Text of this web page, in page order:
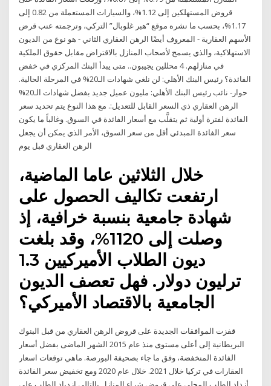
قروض المستهلكين إلى 1.12%، والسيارات المستعملة من 0.82 إلى
1.17%، بحسب ما نشره موقع “هبر غلوبال” التركي، وترجمته عنب قرض
الأسهم العقارية - المعروف أيضًا الرهن العقاري الثاني - هو نوع من الديون
الاستهلاكية، والذي يسمح لأصحاب المنازل بالاقتراض مقابل حقوق الملكية
في منازلهم. 4 محللين يجيبون.. متى يبدأ البنك المركزي في خفض
الفائدة؟ رئيس البنك الأهلي: لن نلغي شهادات الـ20% في المرحلة الحالية.
حوار- نائب رئيس البنك الأهلي: مليون عميل جديد بفضل شهادات الـ20%
الرهن العقاري ذي السعر القابل للتعديل:. مع هذا النوع يتم تحديد سعر
الفائدة لفترة أولية ثم يتقلَّب مع أسعار الفائدة في السوق. وغالباً ما يكون
سعر الفائدة المبدئي أقل من سعر السوق، الأمر الذي يمكن أن يجعل
الرهن العقاري قبل يوم
خلال الثلاثين عاما الماضية،
ارتفعت تكاليف الحصول على
شهادة جامعية بنسبة خرافية، إذ
وصلت إلى 1120%، وقد بلغت
ديون الطلاب الأميركيين 1.3
ترليون دولار. فهل تعصف الديون
الجامعية بالاقتصاد الأميركي؟
قفزت الموافقات الجديدة على قروض الرهن العقاري من قبل البنوك
البريطانية إلى أعلى مستوى منذ عام 2015 الشهر الماضى بفضل أسعار
الفائدة المنخفضة، وفق ما جاء بصحيفة البورصة. ماهي توقعات اسعار
العقارات في تركيا خلال 2021. خلال عام 2020 ومع تخفيض سعر الفائدة